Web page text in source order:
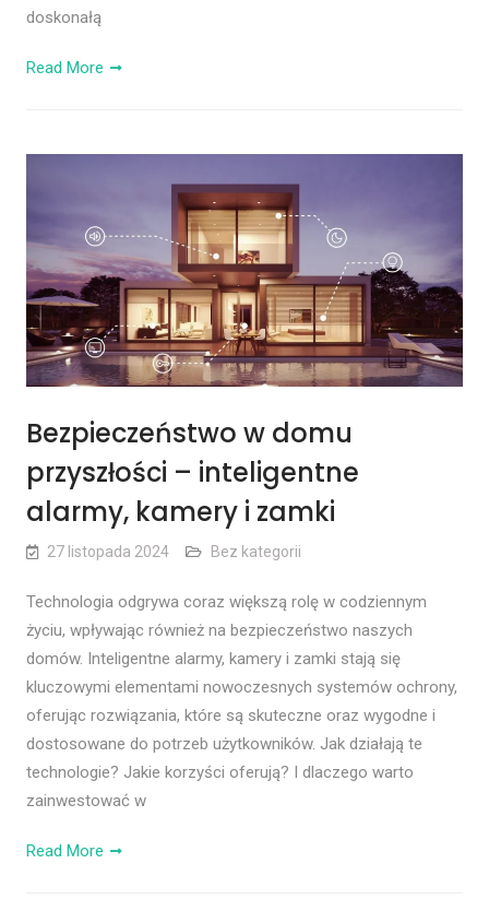
doskonałą
Read More
Bezpieczeństwo w domu
przyszłości – inteligentne
alarmy, kamery i zamki
27 listopada 2024 Bez kategorii
Technologia odgrywa coraz większą rolę w codziennym
życiu, wpływając również na bezpieczeństwo naszych
domów. Inteligentne alarmy, kamery i zamki stają się
kluczowymi elementami nowoczesnych systemów ochrony,
oferując rozwiązania, które są skuteczne oraz wygodne i
dostosowane do potrzeb użytkowników. Jak działają te
technologie? Jakie korzyści oferują? I dlaczego warto
zainwestować w
Read More